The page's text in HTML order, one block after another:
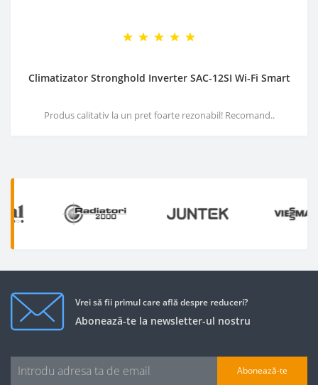
Climatizator Stronghold Inverter SAC-12SI Wi-Fi Smart
Produs calitativ la un pret foarte rezonabil! Recomand..
Vrei să fii primul care află despre reduceri?
Abonează-te la newsletter-ul nostru
Abonează-te